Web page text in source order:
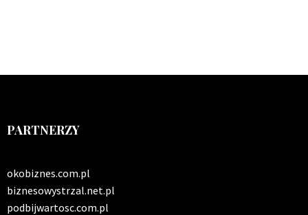
PARTNERZY
okobiznes.com.pl
biznesowystrzal.net.pl
podbijwartosc.com.pl